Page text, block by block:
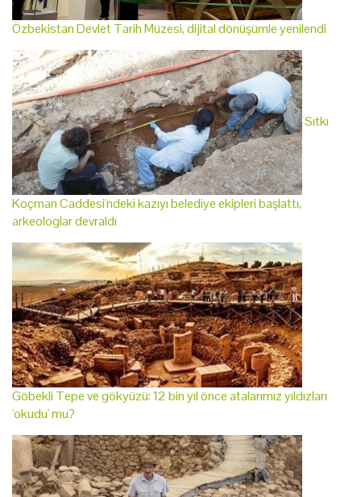
Özbekistan Devlet Tarih Müzesi, dijital dönüşümle yenilendi
Sıtkı
Koçman Caddesi'ndeki kazıyı belediye ekipleri başlattı,
arkeologlar devraldı
Göbekli Tepe ve gökyüzü: 12 bin yıl önce atalarımız yıldızları
'okudu' mu?